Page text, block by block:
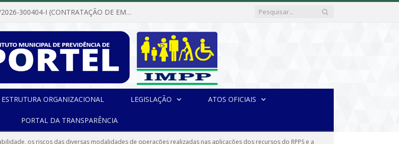
Dispensa de Licitação Nº 7/2026-300404-I (CONTRATAÇÃO DE EMPRESA PARA MANUTENÇÃO E REPARAÇÃO DE APARELHOS DE AR CONDICIONADO, EM ATENDIMENTO ÀS NECESSIDADES DO INSTITUTO DE PREVIDÊNCIA MUNICIPAL DE PORTEL/PA)
ESTRUTURA ORGANIZACIONAL LEGISLAÇÃO ATOS OFICIAIS
PORTAL DA TRANSPARÊNCIA
os riscos das diversas modalidades de operações realizadas nas aplicações dos recursos do RPPS e a